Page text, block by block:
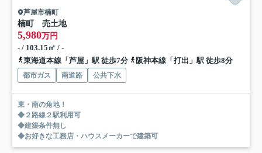
芦屋市楠町
楠町 売土地
5,980万円
- / 103.15㎡ / -
東海道本線「芦屋」駅 徒歩7分
阪神本線「打出」駅 徒歩8分
都市ガス 南道路 公共下水
東・南の角地！
◆２路線２駅利用可
◆建築条件無し
◆お好きな工務店・ハウスメーカーで建築可